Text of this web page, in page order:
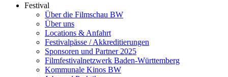
Festival
Über die Filmschau BW
Über uns
Locations & Anfahrt
Festivalpässe / Akkreditierungen
Sponsoren und Partner 2025
Filmfestivalnetzwerk ­Baden-Württemberg
Kommunale Kinos BW